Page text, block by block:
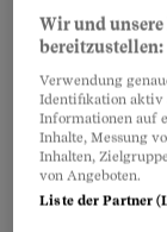
vornehmen.
Banken
Prozent des
beisteuern.
Wir und unsere
bereitzustellen:
Verwendung
Identifikation aktiv
Informationen auf
Inhalte, Messung
Inhalten,
von Angeboten.
Liste der Partner